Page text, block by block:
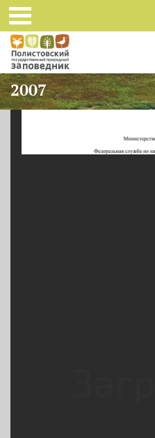
Перейти к основному содержанию
2007